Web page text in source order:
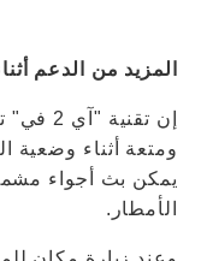
المزيد من الدعم
إن
ومتعة أثناء وضعية
يمكن بث أجواء
الأمطار.